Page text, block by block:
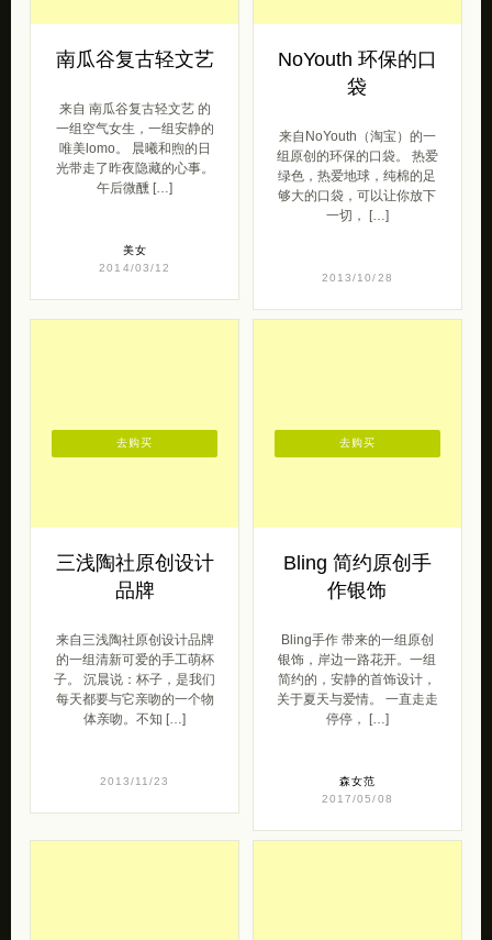
南瓜谷复古轻文艺
来自 南瓜谷复古轻文艺 的
一组空气女生，一组安静的
唯美lomo。 晨曦和煦的日
光带走了昨夜隐藏的心事。
午后微醺 […]
美女
2014/03/12
NoYouth 环保的口
袋
来自NoYouth（淘宝）的一
组原创的环保的口袋。 热爱
绿色，热爱地球，纯棉的足
够大的口袋，可以让你放下
一切， […]
2013/10/28
三浅陶社原创设计
品牌
来自三浅陶社原创设计品牌
的一组清新可爱的手工萌杯
子。 沉晨说：杯子，是我们
每天都要与它亲吻的一个物
体亲吻。不知 […]
2013/11/23
去购买
Bling 简约原创手
作银饰
Bling手作 带来的一组原创
银饰，岸边一路花开。一组
简约的，安静的首饰设计，
关于夏天与爱情。 一直走走
停停， […]
森女范
2017/05/08
去购买